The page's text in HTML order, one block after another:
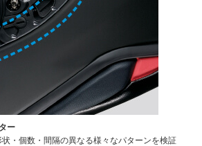
ー
・個数・間隔の異なる様々なパターンを検証